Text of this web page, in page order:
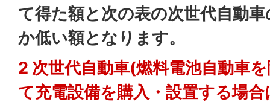
て得た額と次の表の次世代自動
か低い額となります。
2 次世代自動車(燃料電池自動車
て充電設備を購入・設置する場